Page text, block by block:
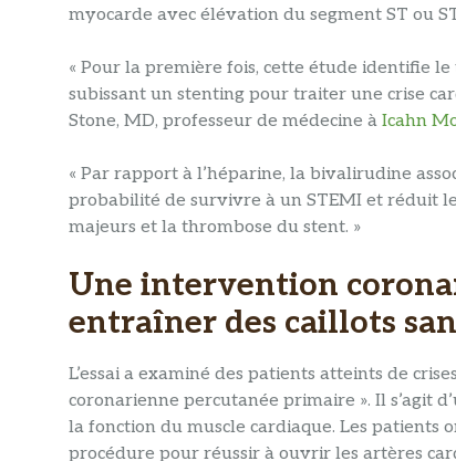
myocarde avec élévation du segment ST ou
« Pour la première fois, cette étude identifie
subissant un stenting pour traiter une crise
Stone, MD, professeur de médecine à Icahn
« Par rapport à l’héparine, la bivalirudine
probabilité de survivre à un STEMI et réduit
majeurs et la thrombose du stent. »
Une intervention
entraîner des caillots
L’essai a examiné des patients atteints de
coronarienne percutanée primaire ». Il s’agit
la fonction du muscle cardiaque. Les patients
procédure pour réussir à ouvrir les artères